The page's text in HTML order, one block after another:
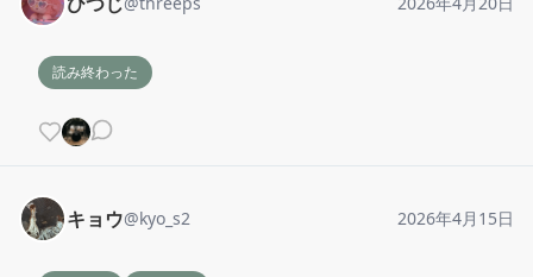
読み終わった
キョウ@kyo_s2 2026年4月15日